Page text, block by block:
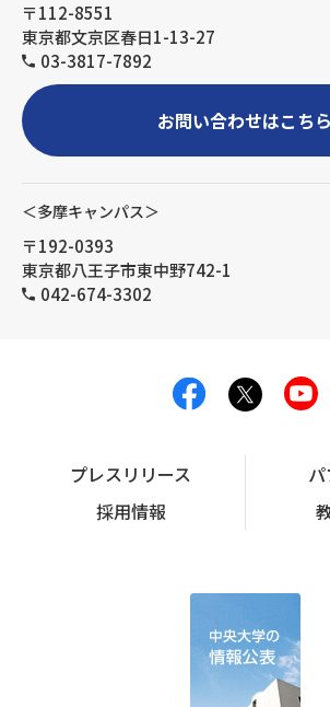
〒112-8551
東京都文京区春日1-13-27
03-3817-7892
お問い合わせはこちら
＜多摩キャンパス＞
〒192-0393
東京都八王子市東中野742-1
042-674-3302
プレスリリース
採用情報